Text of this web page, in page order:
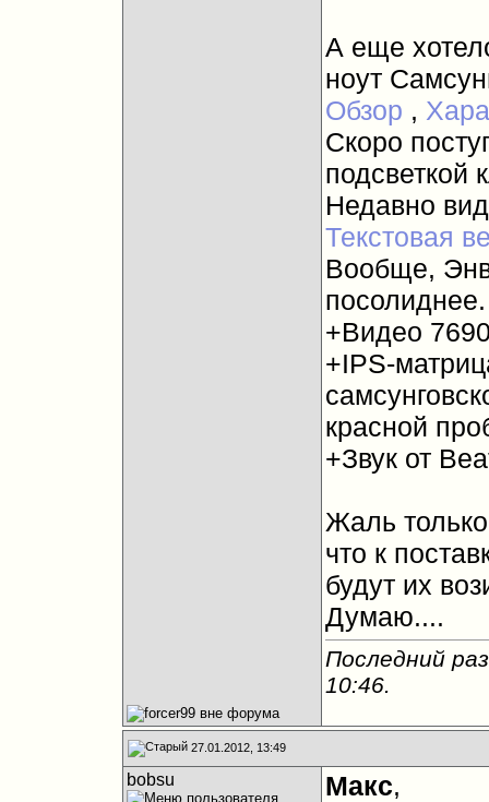
А еще
ноут
Обзор ,
Скоро
подсветкой
Недавно
Текстовая
Вообще,
посолиднее.
+Видео
+IPS-
красной
+Звук от
Жаль
что к
будут их
Думаю....
Последний
10:46.
27.01.2012, 13:49
bobsu Mакс,